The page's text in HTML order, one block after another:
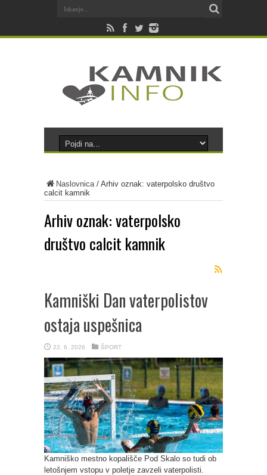
Naslovnica/ Arhiv oznak: vaterpolsko društvo
calcit kamnik
Arhiv oznak:vaterpolsko
društvo calcit kamnik
Kamniški Dan vaterpolistov
ostaja uspešnica
22. 6. 2026 ŠPORT
Kamniško mestno kopališče Pod Skalo so tudi ob
letošnjem vstopu v poletje zavzeli vaterpolisti.